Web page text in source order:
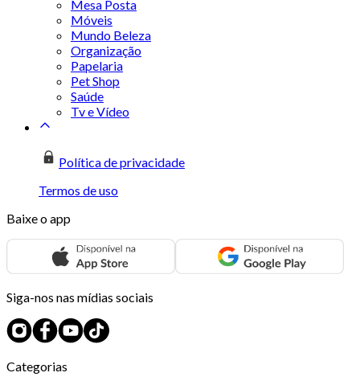
Mesa Posta
Móveis
Mundo Beleza
Organização
Papelaria
Pet Shop
Saúde
Tv e Vídeo
Política de privacidade
Termos de uso
Baixe o app
Siga-nos nas mídias sociais
Categorias